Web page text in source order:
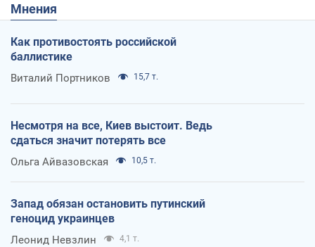
Мнения
Как противостоять российской
баллистике
Виталий Портников 15,7 т.
Несмотря на все, Киев выстоит. Ведь
сдаться значит потерять все
Ольга Айвазовская 10,5 т.
Запад обязан остановить путинский
геноцид украинцев
Леонид Невзлин 4,1 т.